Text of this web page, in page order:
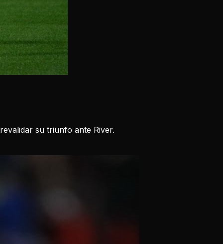
su triunfo ante River.